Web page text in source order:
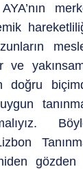
ve
doğru
gözden